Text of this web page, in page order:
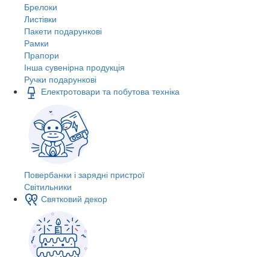
Брелоки
Листівки
Пакети подарункові
Рамки
Прапори
Інша сувенірна продукція
Ручки подарункові
Електротовари та побутова техніка
Повербанки і зарядні пристрої
Світильники
Святковий декор